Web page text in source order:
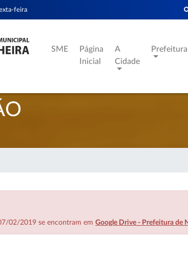
feira
SME
Página
Inicial
A
Cidade
Prefeitura
02/2019 se encontram em Google Drive - Prefeitura de